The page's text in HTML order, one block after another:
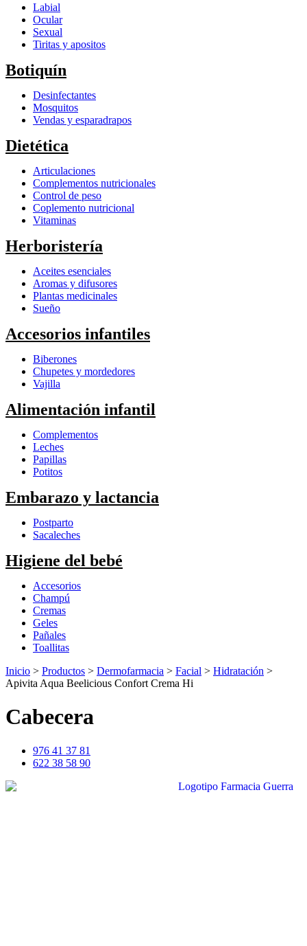
Labial
Ocular
Sexual
Tiritas y apositos
Botiquín
Desinfectantes
Mosquitos
Vendas y esparadrapos
Dietética
Articulaciones
Complementos nutricionales
Control de peso
Coplemento nutricional
Vitaminas
Herboristería
Aceites esenciales
Aromas y difusores
Plantas medicinales
Sueño
Accesorios infantiles
Biberones
Chupetes y mordedores
Vajilla
Alimentación infantil
Complementos
Leches
Papillas
Potitos
Embarazo y lactancia
Postparto
Sacaleches
Higiene del bebé
Accesorios
Champú
Cremas
Geles
Pañales
Toallitas
Inicio > Productos > Dermofarmacia > Facial > Hidratación >
Apivita Aqua Beelicious Confort Crema Hi
Cabecera
976 41 37 81
622 38 58 90